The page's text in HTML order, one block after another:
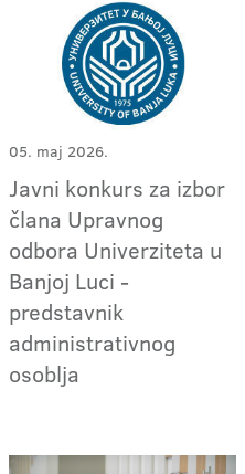
05. maj 2026.
Javni konkurs za izbor
člana Upravnog
odbora Univerziteta u
Banjoj Luci -
predstavnik
administrativnog
osoblja